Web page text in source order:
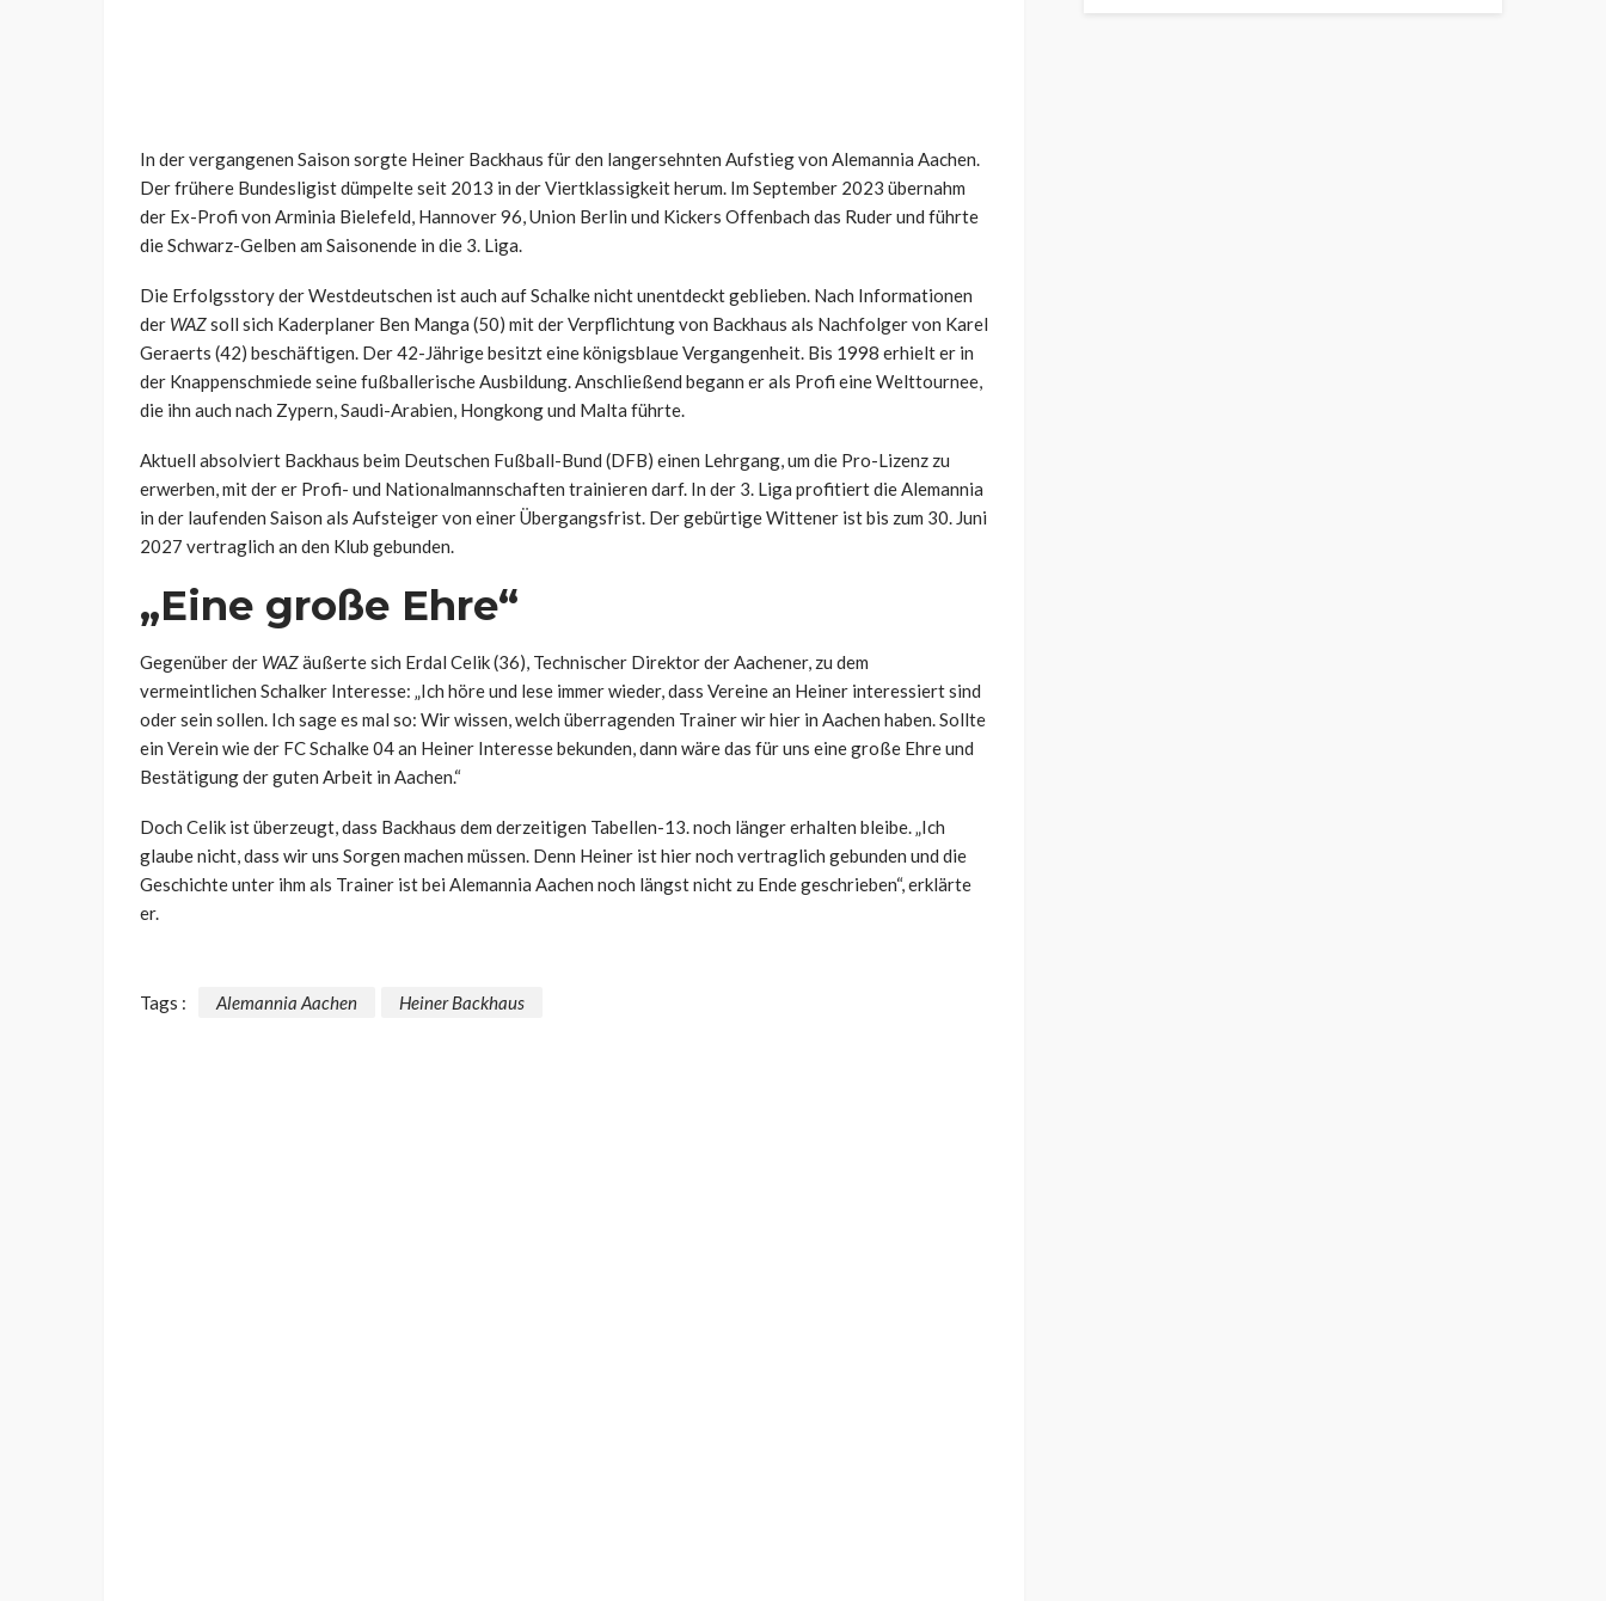
In der vergangenen Saison sorgte Heiner Backhaus für den langersehnten Aufstieg von Alemannia Aachen.
Der frühere Bundesligist dümpelte seit 2013 in der Viertklassigkeit herum. Im September 2023 übernahm
der Ex-Profi von Arminia Bielefeld, Hannover 96, Union Berlin und Kickers Offenbach das Ruder und führte
die Schwarz-Gelben am Saisonende in die 3. Liga.
Die Erfolgsstory der Westdeutschen ist auch auf Schalke nicht unentdeckt geblieben. Nach Informationen
der WAZsoll sich Kaderplaner Ben Manga (50) mit der Verpflichtung von Backhaus als Nachfolger von Karel
Geraerts (42) beschäftigen. Der 42-Jährige besitzt eine königsblaue Vergangenheit. Bis 1998 erhielt er in
der Knappenschmiede seine fußballerische Ausbildung. Anschließend begann er als Profi eine Welttournee,
die ihn auch nach Zypern, Saudi-Arabien, Hongkong und Malta führte.
Aktuell absolviert Backhaus beim Deutschen Fußball-Bund (DFB) einen Lehrgang, um die Pro-Lizenz zu
erwerben, mit der er Profi- und Nationalmannschaften trainieren darf. In der 3. Liga profitiert die Alemannia
in der laufenden Saison als Aufsteiger von einer Übergangsfrist. Der gebürtige Wittener ist bis zum 30. Juni
2027 vertraglich an den Klub gebunden.
„Eine große Ehre“
Gegenüber der WAZäußerte sich Erdal Celik (36), Technischer Direktor der Aachener, zu dem
vermeintlichen Schalker Interesse: „Ich höre und lese immer wieder, dass Vereine an Heiner interessiert sind
oder sein sollen. Ich sage es mal so: Wir wissen, welch überragenden Trainer wir hier in Aachen haben. Sollte
ein Verein wie der FC Schalke 04 an Heiner Interesse bekunden, dann wäre das für uns eine große Ehre und
Bestätigung der guten Arbeit in Aachen.“
Doch Celik ist überzeugt, dass Backhaus dem derzeitigen Tabellen-13. noch länger erhalten bleibe. „Ich
glaube nicht, dass wir uns Sorgen machen müssen. Denn Heiner ist hier noch vertraglich gebunden und die
Geschichte unter ihm als Trainer ist bei Alemannia Aachen noch längst nicht zu Ende geschrieben“, erklärte
er.
Tags : Alemannia Aachen Heiner Backhaus